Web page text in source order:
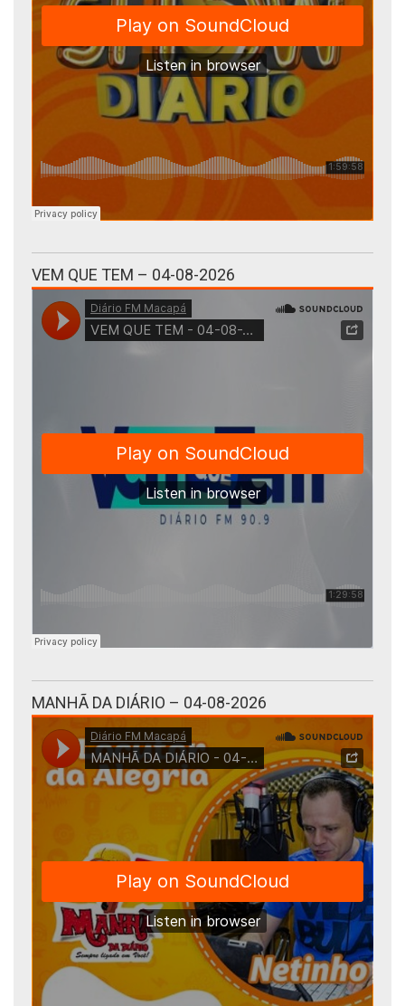
VEM QUE TEM – 04-08-2026
MANHÃ DA DIÁRIO – 04-08-2026